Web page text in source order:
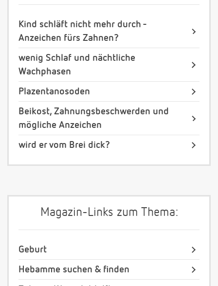
Kind schläft nicht mehr durch -
Anzeichen fürs Zahnen?
wenig Schlaf und nächtliche
Wachphasen
Plazentanosoden
Beikost, Zahnungsbeschwerden und
mögliche Anzeichen
wird er vom Brei dick?
Magazin-Links zum Thema:
Geburt
Hebamme suchen & finden